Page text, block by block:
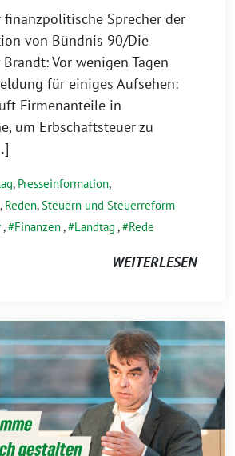
finanzpolitische Sprecher der
von Bündnis 90/Die
Vor wenigen Tagen
für einiges Aufsehen:
Firmenanteile in
um Erbschaftsteuer zu
, Presseinformation,
, Reden,Steuern und Steuerreform
, Finanzen, Landtag , Rede
WEITERLESEN